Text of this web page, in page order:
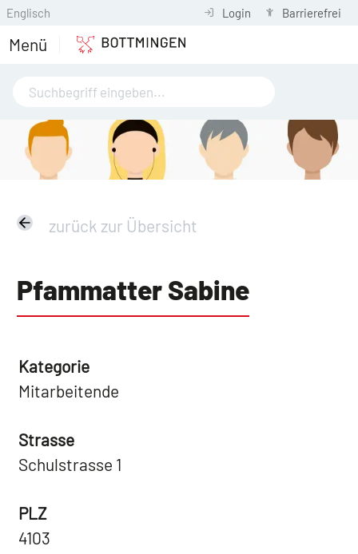
Englisch Login Barrierefrei
Menü
zurück zur Übersicht
Pfammatter Sabine
Kategorie
Mitarbeitende
Strasse
Schulstrasse 1
PLZ
4103